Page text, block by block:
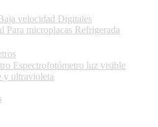
velocidad Digitales
Para microplacas Refrigerada
Espectrofotómetro luz visible
y ultravioleta